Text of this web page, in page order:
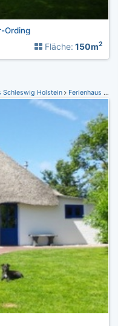
Ording
Fläche: 150m2
Schleswig Holstein Ferienhaus Bornhöved